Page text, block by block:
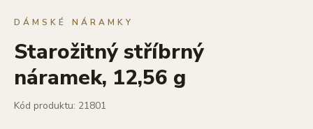
DÁMSKÉ NÁRAMKY
Starožitný stříbrný
náramek, 12,56 g
Kód produktu: 21801